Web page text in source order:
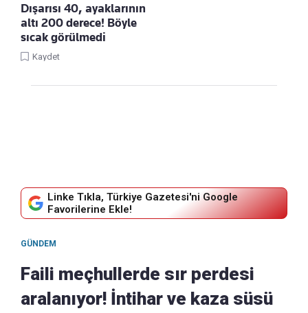
Dışarısı 40, ayaklarının
altı 200 derece! Böyle
sıcak görülmedi
Kaydet
Linke Tıkla, Türkiye Gazetesi'ni Google
Favorilerine Ekle!
GÜNDEM
Faili meçhullerde sır perdesi
aralanıyor! İntihar ve kaza süsü